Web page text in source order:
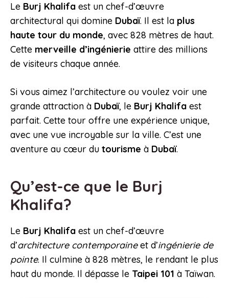
Le Burj Khalifa est un chef-d’œuvre
architectural qui domine Dubaï. Il est la plus
haute tour du monde, avec 828 mètres de haut.
Cette merveille d’ingénierie attire des millions
de visiteurs chaque année.
Si vous aimez l’architecture ou voulez voir une
grande attraction à Dubaï, le Burj Khalifa est
parfait. Cette tour offre une expérience unique,
avec une vue incroyable sur la ville. C’est une
aventure au cœur du tourisme à Dubaï.
Qu’est-ce que le Burj
Khalifa?
Le Burj Khalifa est un chef-d’œuvre
d’architecture contemporaineet d’ingénierie de
pointe. Il culmine à 828 mètres, le rendant le plus
haut du monde. Il dépasse le Taipei 101 à Taïwan.